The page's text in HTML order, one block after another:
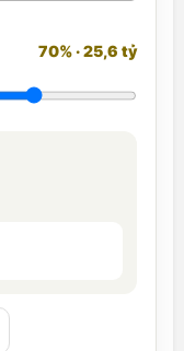
70% · 25,6 tỷ